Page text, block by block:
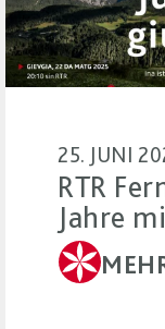
25. JUNI
RTR
Jahre